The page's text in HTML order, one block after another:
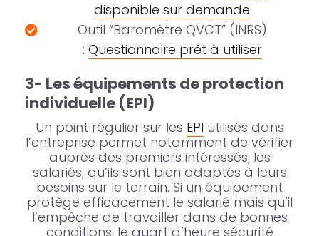
disponible sur demande
Outil “Baromètre QVCT” (INRS)
: Questionnaire prêt à utiliser
3- Les équipements de protection
individuelle (EPI)
Un point régulier sur les EPI utilisés dans
l’entreprise permet notamment de vérifier
auprès des premiers intéressés, les
salariés, qu’ils sont bien adaptés à leurs
besoins sur le terrain. Si un équipement
protège efficacement le salarié mais qu’il
l’empêche de travailler dans de bonnes
conditions, le quart d’heure sécurité